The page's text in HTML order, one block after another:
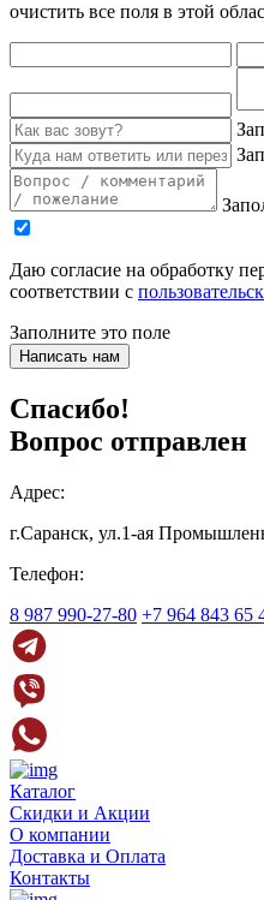
очистить все поля в этой
Даю согласие на обработку
соответствии с
Заполните это поле
Написать нам
Спасибо!
Вопрос отправлен
Адрес:
г.Саранск, ул.1-ая
Телефон:
8 987 990-27-80 +7 964 843 65
Каталог
Скидки и Акции
О компании
Доставка и Оплата
Контакты